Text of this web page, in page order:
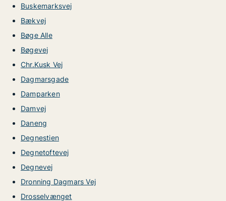
Buskemarksvej
Bækvej
Bøge Alle
Bøgevej
Chr.Kusk Vej
Dagmarsgade
Damparken
Damvej
Daneng
Degnestien
Degnetoftevej
Degnevej
Dronning Dagmars Vej
Drosselvænget